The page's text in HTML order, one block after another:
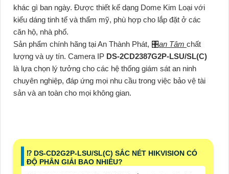
khác gì ban ngày. Được thiết kế dạng Dome Kim Loại với
kiểu dáng tinh tế và thẩm mỹ, phù hợp cho lắp đặt ở các
căn hộ, nhà phố.
Sản phẩm chính hãng tại An Thành Phát, 🎛an Tâm chất
lượng và uy tín. Camera IP DS-2CD2387G2P-LSU/SL(C)
là lựa chọn lý tưởng cho các hệ thống giám sát an ninh
chuyên nghiệp, đáp ứng mọi nhu cầu trong việc bảo vệ tài
sản và an toàn cho mọi không gian.
⁉️ DS-CD2G2P-LSU/SL(C) SẮC NÉT HIKVISION CÓ
ĐỘ PHÂN GIẢI BAO NHIÊU?